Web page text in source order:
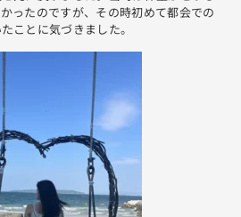
ったのですが、その時初めて都会での
ことに気づきました。